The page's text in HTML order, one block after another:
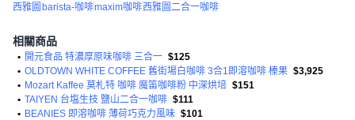
西雅圖 barista-咖啡maxim咖啡西雅圖二合一咖啡
相關商品
• 開元食品 特濃厚原味咖啡 三合一 $125
• OLDTOWN WHITE COFFEE 舊街場白咖啡 3合1即溶咖啡 榛果 $3,925
• Mozart Kaffee 莫札特 咖啡 魔笛咖啡粉 中深烘培 $151
• TAIYEN 台塩生技 鹽山二合一咖啡 $111
• BEANIES 即溶咖啡 薄荷巧克力風味 $101